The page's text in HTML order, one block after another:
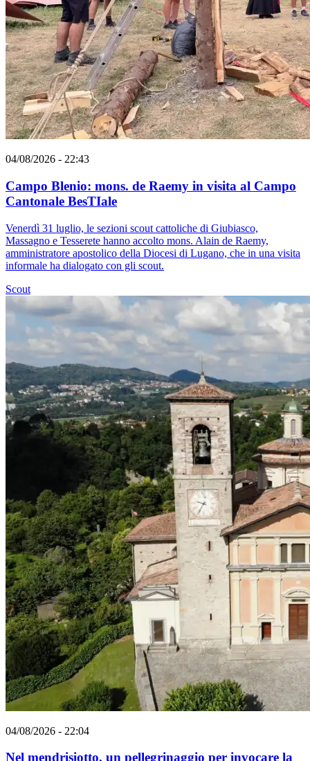
04/08/2026 - 22:43
Campo Blenio: mons. de Raemy in visita al Campo
Cantonale BesTIale
Venerdì 31 luglio, le sezioni scout cattoliche di Giubiasco,
Massagno e Tesserete hanno accolto mons. Alain de Raemy,
amministratore apostolico della Diocesi di Lugano, che in una visita
informale ha dialogato con gli scout.
Scout
04/08/2026 - 22:04
Nel mendrisiotto, un pellegrinaggio per invocare la